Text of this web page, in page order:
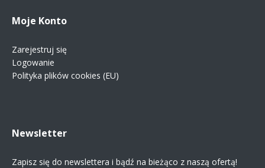
Moje Konto
Zarejestruj się
Logowanie
Polityka plików cookies (EU)
Newsletter
Zapisz się do newslettera i bądź na bieżąco z naszą ofertą!